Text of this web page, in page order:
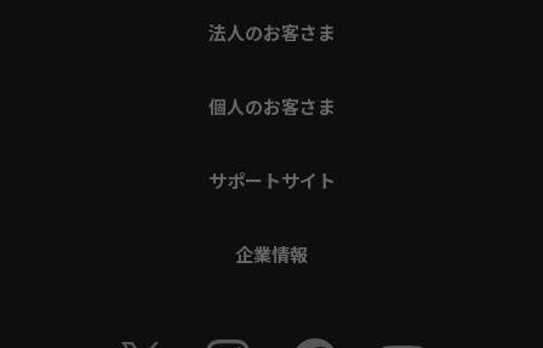
法人のお客さま
個人のお客さま
サポートサイト
企業情報